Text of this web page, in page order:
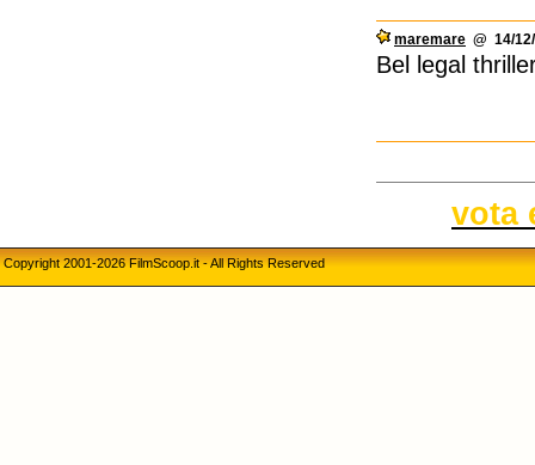
maremare @ 14/
Bel legal
vota
Copyright 2001-2026 FilmScoop.it - All Rights Reserved